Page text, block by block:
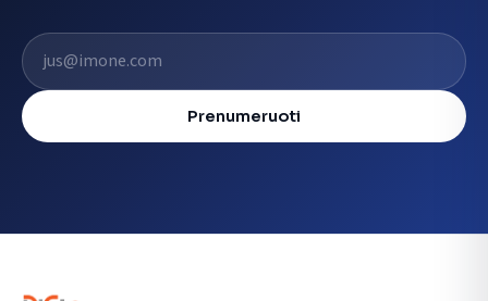
El. pašto adresas
Prenumeruoti